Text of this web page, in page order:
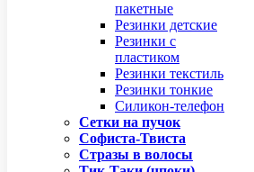
пакетные
Резинки детские
Резинки с
пластиком
Резинки текстиль
Резинки тонкие
Силикон-телефон
Сетки на пучок
Софиста-Твиста
Стразы в волосы